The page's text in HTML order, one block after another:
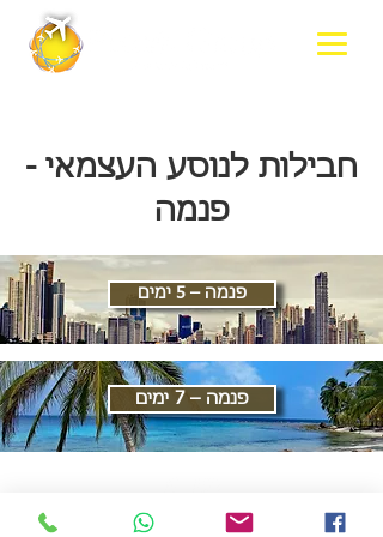
חבילות לנוסע העצמאי -
פנמה
פנמה – 5 ימים
פנמה – 7 ימים